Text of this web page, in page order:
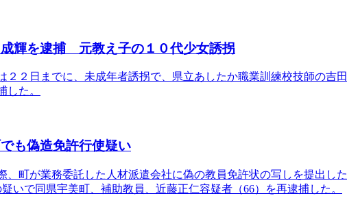
輝を逮捕 元教え子の１０代少女誘拐
２２日までに、未成年者誘拐で、県立あしたか職業訓練校技師の吉田
した。
も偽造免許行使疑い
町が業務委託した人材派遣会社に偽の教員免許状の写しを提出した
いで同県宇美町、補助教員、近藤正仁容疑者（66）を再逮捕した。